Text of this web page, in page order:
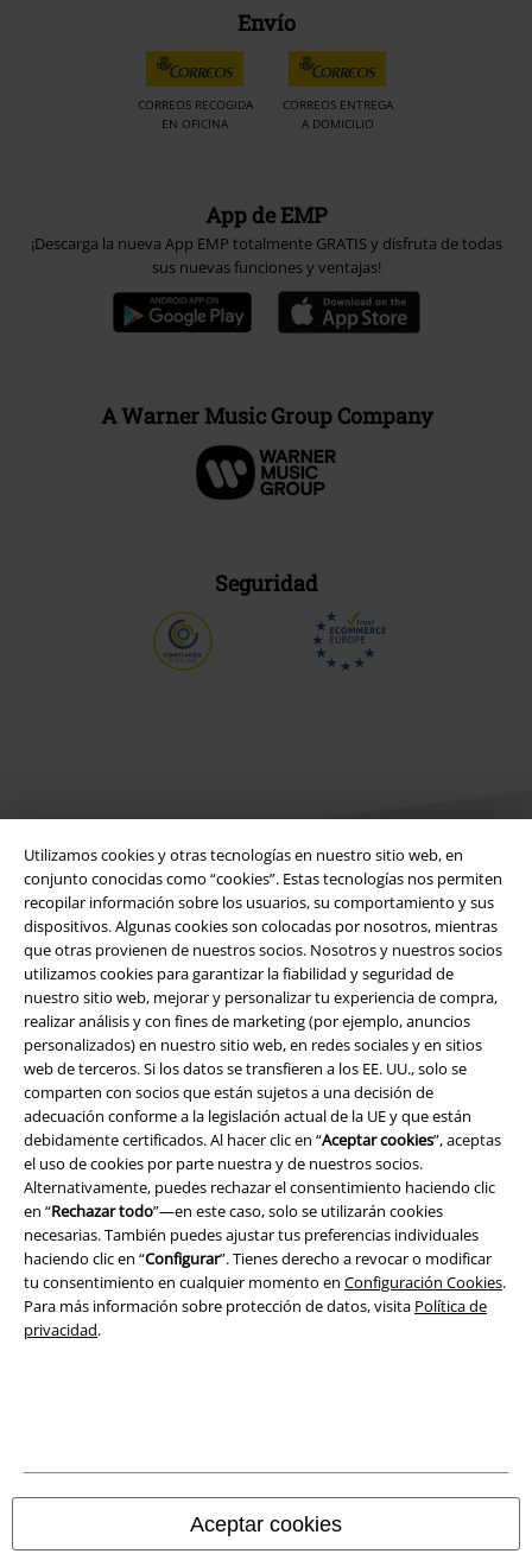
Utilizamos cookies y otras tecnologías en nuestro sitio web, en
conjunto conocidas como “cookies”. Estas tecnologías nos permiten
recopilar información sobre los usuarios, su comportamiento y sus
dispositivos. Algunas cookies son colocadas por nosotros, mientras
que otras provienen de nuestros socios. Nosotros y nuestros socios
utilizamos cookies para garantizar la fiabilidad y seguridad de
nuestro sitio web, mejorar y personalizar tu experiencia de compra,
realizar análisis y con fines de marketing (por ejemplo, anuncios
personalizados) en nuestro sitio web, en redes sociales y en sitios
web de terceros. Si los datos se transfieren a los EE. UU., solo se
comparten con socios que están sujetos a una decisión de
adecuación conforme a la legislación actual de la UE y que están
debidamente certificados. Al hacer clic en “Aceptar cookies”, aceptas
el uso de cookies por parte nuestra y de nuestros socios.
Alternativamente, puedes rechazar el consentimiento haciendo clic
en “Rechazar todo”—en este caso, solo se utilizarán cookies
necesarias. También puedes ajustar tus preferencias individuales
haciendo clic en “Configurar”. Tienes derecho a revocar o modificar
tu consentimiento en cualquier momento en Configuración Cookies.
Para más información sobre protección de datos, visita Política de
privacidad.
Aceptar cookies
Envío
CORREOS RECOGIDA
EN OFICINA
CORREOS ENTREGA
A DOMICILIO
App de EMP
¡Descarga la nueva App EMP totalmente GRATIS y disfruta de todas
sus nuevas funciones y ventajas!
A Warner Music Group Company
Seguridad
Legal
Términos y Condiciones
Aviso Legal
Ley protección de datos
Eliminación de residuos y protección del medioambiente
Declaración de Conformidad
Información sobre accesibilidad
Configuración Cookies
Cancelar pedido